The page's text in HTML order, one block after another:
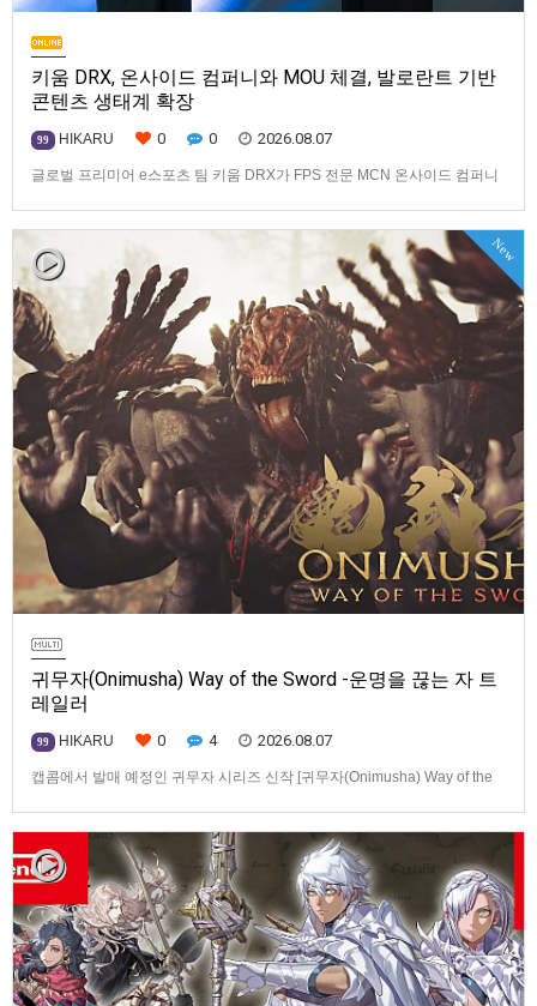
키움 DRX, 온사이드 컴퍼니와 MOU 체결, 발로란트 기반
콘텐츠 생태계 확장
99 HIKARU 0 0 2026.08.07
글로벌 프리미어 e스포츠 팀 키움 DRX가 FPS 전문 MCN 온사이드 컴퍼니
문화 산업 저변 확대 및 콘텐츠 강화를 위한 업무 협약(MOU)을 체결했다고
밝혔다. 이날 협약식에는 키움 DRX 양선일 대표이사, …
New
귀무자(Onimusha) Way of the Sword -운명을 끊는 자 트
레일러
99 HIKARU 0 4 2026.08.07
캡콤에서 발매 예정인 귀무자 시리즈 신작 [귀무자(Onimusha) Way of the